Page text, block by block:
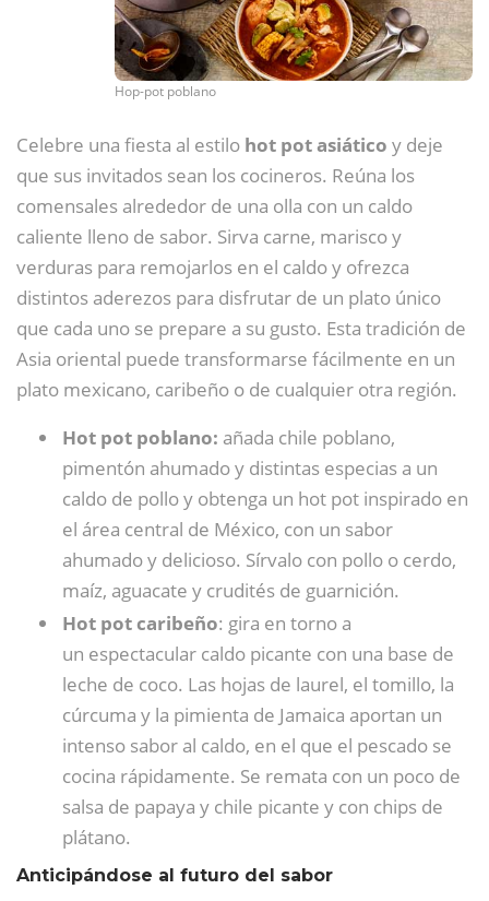
Hop-pot poblano
Celebre una fiesta al estilo hot pot asiático y deje
que sus invitados sean los cocineros. Reúna los
comensales alrededor de una olla con un caldo
caliente lleno de sabor. Sirva carne, marisco y
verduras para remojarlos en el caldo y ofrezca
distintos aderezos para disfrutar de un plato único
que cada uno se prepare a su gusto. Esta tradición de
Asia oriental puede transformarse fácilmente en un
plato mexicano, caribeño o de cualquier otra región.
Hot pot poblano: añada chile poblano,
pimentón ahumado y distintas especias a un
caldo de pollo y obtenga un hot pot inspirado en
el área central de México, con un sabor
ahumado y delicioso. Sírvalo con pollo o cerdo,
maíz, aguacate y crudités de guarnición.
Hot pot caribeño: gira en torno a
un espectacular caldo picante con una base de
leche de coco. Las hojas de laurel, el tomillo, la
cúrcuma y la pimienta de Jamaica aportan un
intenso sabor al caldo, en el que el pescado se
cocina rápidamente. Se remata con un poco de
salsa de papaya y chile picante y con chips de
plátano.
Anticipándose al futuro del sabor